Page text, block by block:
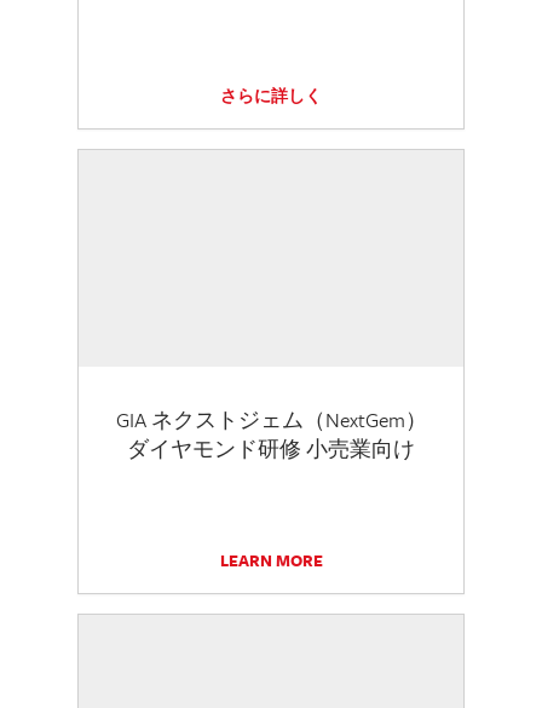
さらに詳しく
GIA ネクストジェム（NextGem）
ダイヤモンド研修 小売業向け
LEARN MORE